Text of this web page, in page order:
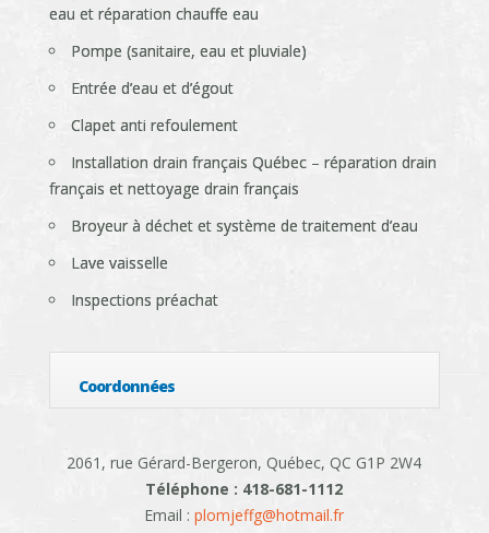
eau et réparation chauffe eau
Pompe (sanitaire, eau et pluviale)
Entrée d’eau et d’égout
Clapet anti refoulement
Installation drain français Québec – réparation drain
français et nettoyage drain français
Broyeur à déchet et système de traitement d’eau
Lave vaisselle
Inspections préachat
Coordonnées
2061, rue Gérard-Bergeron, Québec, QC G1P 2W4
Téléphone : 418-681-1112
Email :plomjeffg@hotmail.fr